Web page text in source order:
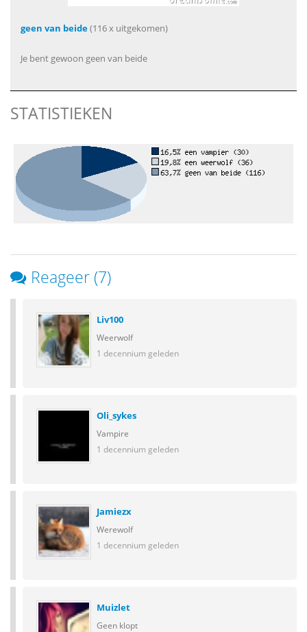
geen van beide(116 x uitgekomen)
Je bent gewoon geen van beide
STATISTIEKEN
Reageer (7)
Liv100
Weerwolf
1 decennium geleden
Oli_sykes
Vampire
1 decennium geleden
Jamiezx
Werewolf
1 decennium geleden
Muizlet
Geen klopt